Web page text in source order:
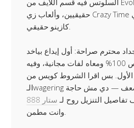
حقيقيين، وألعاب زي Crazy Time بتحسسك إنك في
كازينو حقيقي.
محترم صراحة: أول إيداع بياخد
بونص 100% ومعاه لفات مجانية، وفيه no deposit لو
بس اقرا الشروط كويس من
الـwagering اللي حوالي 40 ضعف — دي مش حاجة
تفاصيل التنزيل روح لـ ستار 888